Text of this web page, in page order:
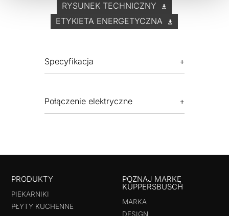
RYSUNEK TECHNICZNY
ETYKIETA ENERGETYCZNA
Specyfikacja
Połączenie elektryczne
PRODUKTY
PIEKARNIKI
PŁYTY KUCHENNE
POZNAJ MARKĘ
KÜPPERSBUSCH
MARKA
DESIGN